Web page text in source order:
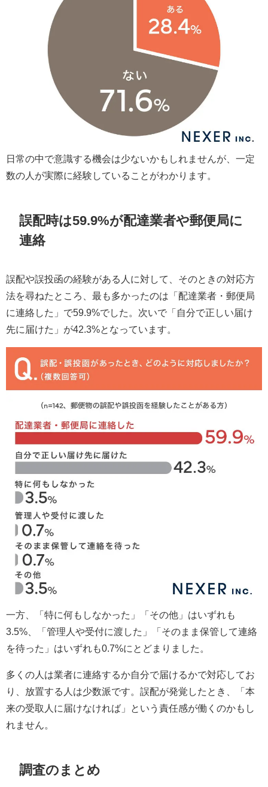
日常の中で意識する機会は少ないかもしれませんが、一定
数の人が実際に経験していることがわかります。
誤配時は59.9%が配達業者や郵便局に
連絡
誤配や誤投函の経験がある人に対して、そのときの対応方
法を尋ねたところ、最も多かったのは「配達業者・郵便局
に連絡した」で59.9%でした。次いで「自分で正しい届け
先に届けた」が42.3%となっています。
一方、「特に何もしなかった」「その他」はいずれも
3.5%、「管理人や受付に渡した」「そのまま保管して連絡
を待った」はいずれも0.7%にとどまりました。
多くの人は業者に連絡するか自分で届けるかで対応してお
り、放置する人は少数派です。誤配が発覚したとき、「本
来の受取人に届けなければ」という責任感が働くのかもし
れません。
調査のまとめ